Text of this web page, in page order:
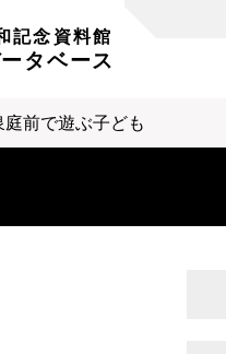
記念資料館
タベース
庭前で遊ぶ子ども